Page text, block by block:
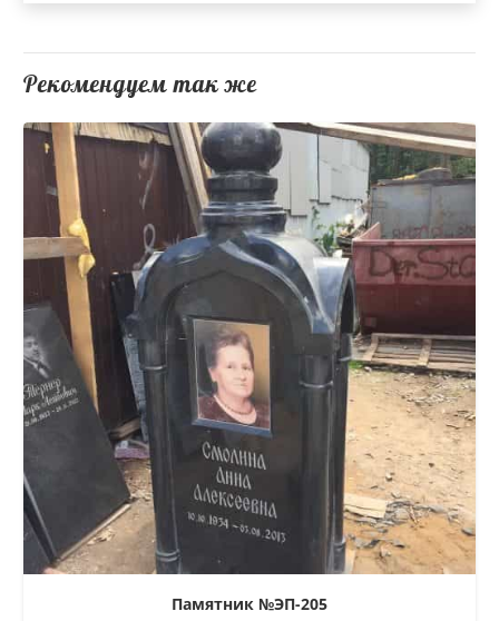
Рекомендуем так же
Памятник №ЭП-205